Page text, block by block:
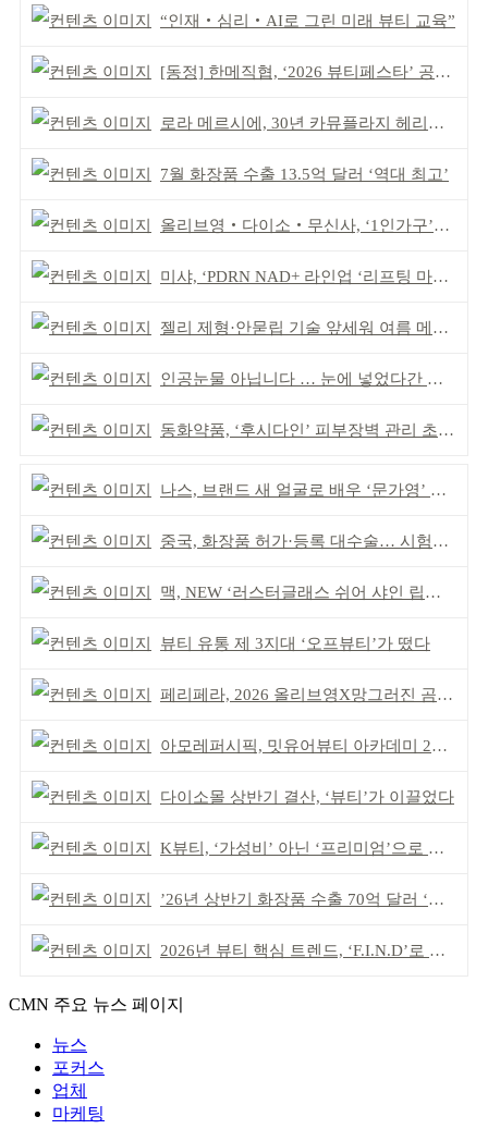
“인재‧심리‧AI로 그린 미래 뷰티 교육”
[동정] 한메직협, ‘2026 뷰티페스타’ 공동 주최
로라 메르시에, 30년 카뮤플라지 헤리티지 담아
7월 화장품 수출 13.5억 달러 ‘역대 최고’
올리브영‧다이소‧무신사, ‘1인가구’가 이끈다
미샤, ‘PDRN NAD+ 라인업 ‘리프팅 마스크’ 출시
젤리 제형·안묻립 기술 앞세워 여름 메이크업 시장 공략
인공눈물 아닙니다 … 눈에 넣었다간 각막 손상
동화약품, ‘후시다인’ 피부장벽 관리 초점 ‘리브랜딩’
나스, 브랜드 새 얼굴로 배우 ‘문가영’ 발탁
중국, 화장품 허가·등록 대수술… 시험자료 공용 허용
맥, NEW ‘러스터글래스 쉬어 샤인 립스틱’ 출시
뷰티 유통 제 3지대 ‘오프뷰티’가 떴다
페리페라, 2026 올리브영X망그러진 곰 콜라보
아모레퍼시픽, 밋유어뷰티 아카데미 2기 발대식
다이소몰 상반기 결산, ‘뷰티’가 이끌었다
K뷰티, ‘가성비’ 아닌 ‘프리미엄’으로 승부걸어야
’26년 상반기 화장품 수출 70억 달러 ‘역대 최고’
2026년 뷰티 핵심 트렌드, ‘F.I.N.D’로 읽는다
CMN 주요 뉴스 페이지
뉴스
포커스
업체
마케팅